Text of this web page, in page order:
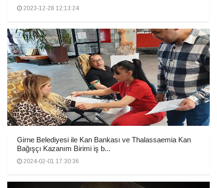
2023-12-28 12:13:24
Girne Belediyesi ile Kan Bankası ve Thalassaemia Kan
Bağışçı Kazanım Birimi iş b...
2024-02-01 17:30:36